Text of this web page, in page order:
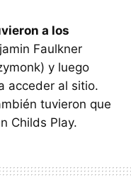
a los
Faulkner
y luego
acceder al sitio.
tuvieron que
Childs Play.